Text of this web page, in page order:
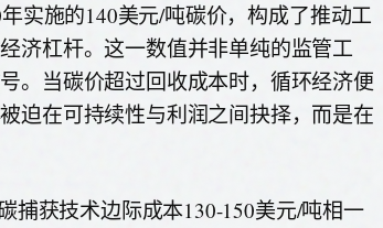
实施的140美元/吨碳价，构成了推动工
济杠杆。这一数值并非单纯的监管工
。当碳价超过回收成本时，循环经济便
迫在可持续性与利润之间抉择，而是在
捕获技术边际成本130-150美元/吨相一